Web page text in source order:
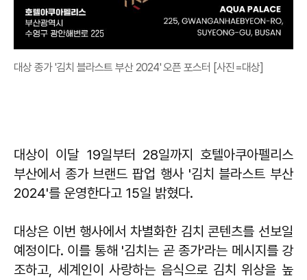
대상 종가 '김치 블라스트 부산 2024' 오픈 포스터 [사진=대상]
대상이 이달 19일부터 28일까지 호텔아쿠아펠리스
부산에서 종가 브랜드 팝업 행사 '김치 블라스트 부산
2024'를 운영한다고 15일 밝혔다.
대상은 이번 행사에서 차별화한 김치 콘텐츠를 선보일
예정이다. 이를 통해 '김치는 곧 종가'라는 메시지를 강
조하고, 세계인이 사랑하는 음식으로 김치 위상을 높